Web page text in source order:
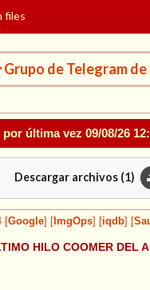
files
de Telegram de
última vez 09/08/26
Descargar archivos (1)
Google ImgOps iqdb
HILO COOMER DEL